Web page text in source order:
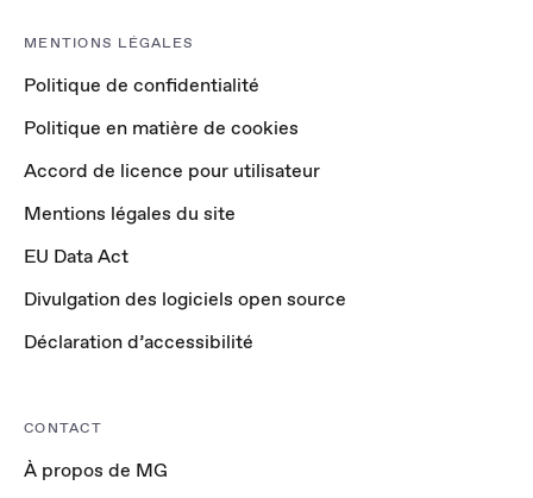
MENTIONS LÉGALES
Politique de confidentialité
Politique en matière de cookies
Accord de licence pour utilisateur
Mentions légales du site
EU Data Act
Divulgation des logiciels open source
Déclaration d’accessibilité
CONTACT
À propos de MG